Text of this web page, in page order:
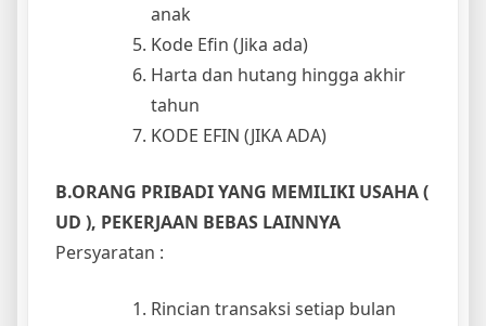
anak
Kode Efin (Jika ada)
Harta dan hutang hingga akhir
tahun
KODE EFIN (JIKA ADA)
B.ORANG PRIBADI YANG MEMILIKI USAHA (
UD ), PEKERJAAN BEBAS LAINNYA
Persyaratan :
Rincian transaksi setiap bulan